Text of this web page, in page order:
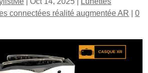
connectées réalité augmentée AR |0